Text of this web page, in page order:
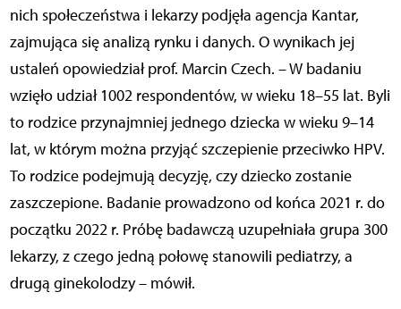
nich społeczeństwa i lekarzy podjęła agencja Kantar,
zajmująca się analizą rynku i danych. O wynikach jej
ustaleń opowiedział prof. Marcin Czech. – W badaniu
wzięło udział 1002 respondentów, w wieku 18–55 lat. Byli
to rodzice przynajmniej jednego dziecka w wieku 9–14
lat, w którym można przyjąć szczepienie przeciwko HPV.
To rodzice podejmują decyzję, czy dziecko zostanie
zaszczepione. Badanie prowadzono od końca 2021 r. do
początku 2022 r. Próbę badawczą uzupełniała grupa 300
lekarzy, z czego jedną połowę stanowili pediatrzy, a
drugą ginekolodzy – mówił.